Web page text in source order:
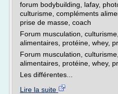
forum bodybuilding, lafay,
culturisme, compléments
prise de masse, coach
Forum musculation,
alimentaires, protéine, whey,
Forum musculation,
alimentaires, protéine, whey,
Les différentes...
Lire la suite